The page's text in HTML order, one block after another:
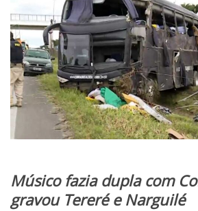
Músico fazia dupla com
gravou Tereré e Narguilé